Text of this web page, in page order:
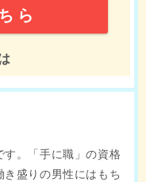
ら
。「手に職」の資格
盛りの男性にはもち